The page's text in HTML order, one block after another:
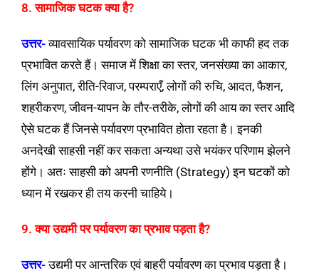
8. सामाजिक घटक क्या है?
उत्तर-व्यावसायिक पर्यावरण को सामाजिक घटक भी काफी हद तक
प्रभावित करते हैं। समाज में शिक्षा का स्तर, जनसंख्या का आकार,
लिंग अनुपात, रीति-रिवाज, परम्पराएँ, लोगों की रुचि, आदत, फैशन,
शहरीकरण, जीवन-यापन के तौर-तरीके, लोगों की आय का स्तर आदि
ऐसे घटक हैं जिनसे पर्यावरण प्रभावित होता रहता है। इनकी
अनदेखी साहसी नहीं कर सकता अन्यथा उसे भयंकर परिणाम झेलने
होंगे। अतः साहसी को अपनी रणनीति (Strategy) इन घटकों को
ध्यान में रखकर ही तय करनी चाहिये।
9. क्या उद्यमी पर पर्यावरण का प्रभाव पड़ता है?
उत्तर-उद्यमी पर आन्तरिक एवं बाहरी पर्यावरण का प्रभाव पड़ता है।